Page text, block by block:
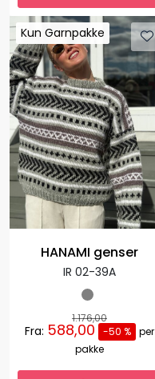
Kun Garnpakke
Kun Garnpakke
HANAMI genser
IR 02-39A
1.176,00
Fra: 588,00 -50 % per
pakke